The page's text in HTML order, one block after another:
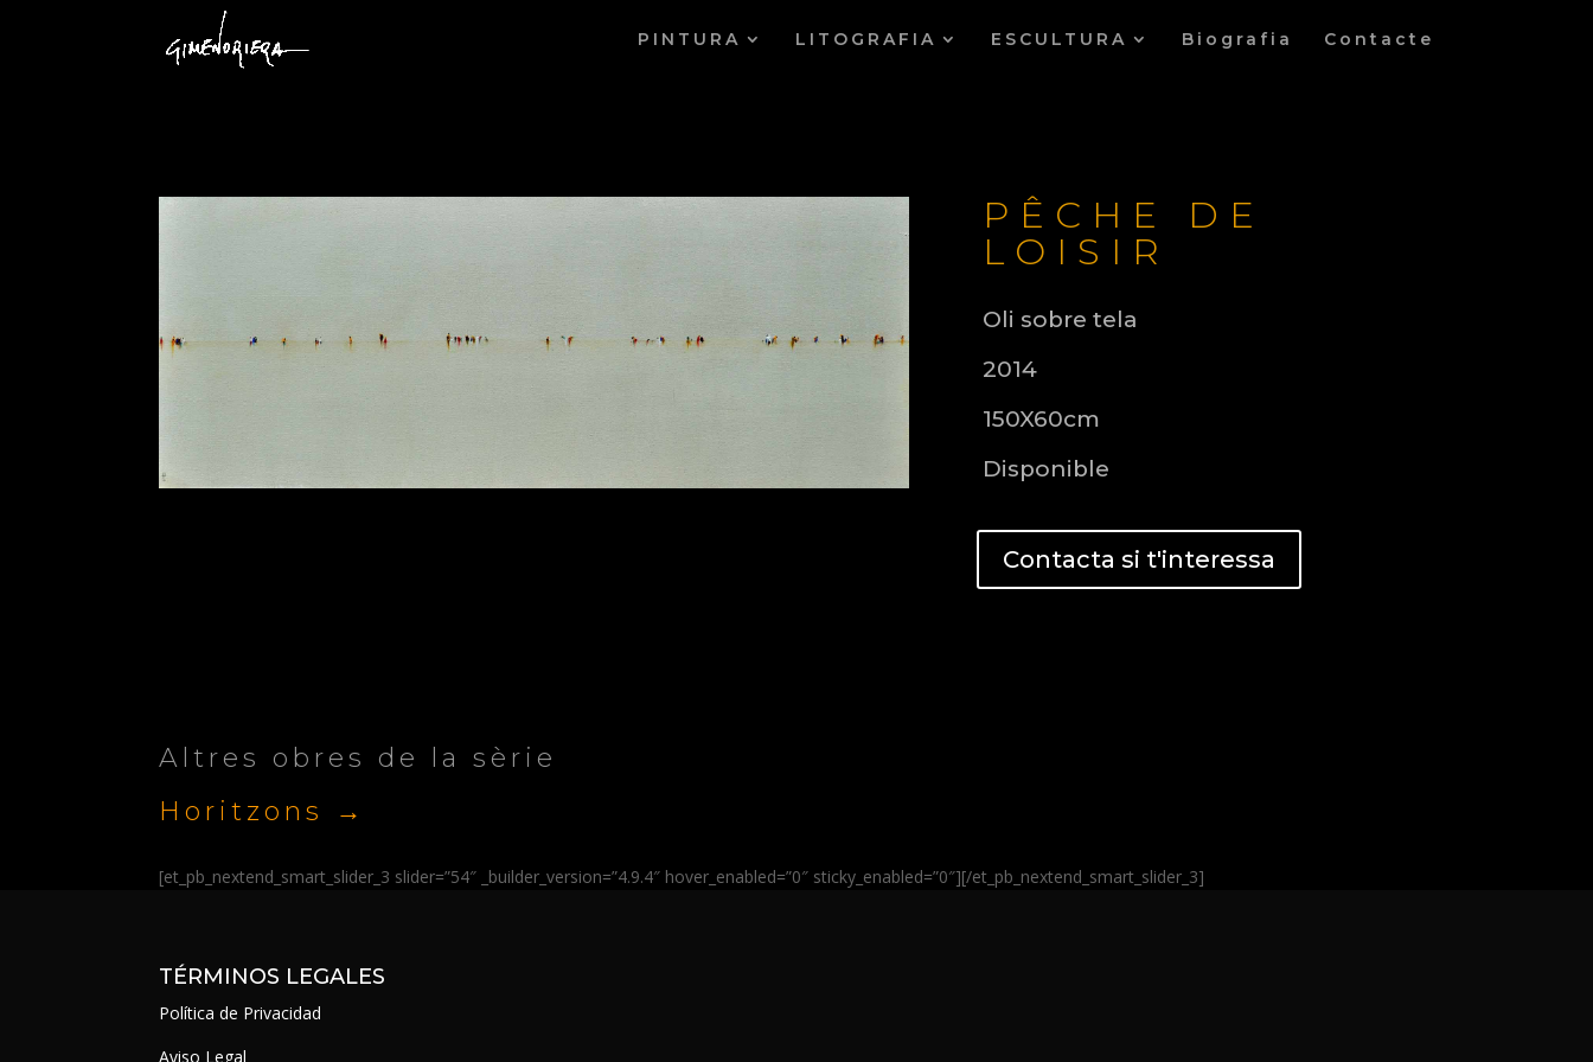
PINTURA LITOGRAFIA ESCULTURA Biografia Contacte
P Ê CHE DE
LOISIR
Oli sobre tela
2014
150X60cm
Disponible
Contacta si t'interessa
Altres obres de la sèrie
Horitzons →
[et_pb_nextend_smart_slider_3 slider=”54″ _builder_version=”4.9.4″ hover_enabled=”0″ sticky_enabled=”0″][/et_pb_nextend_smart_slider_3]
TÉRMINOS LEGALES
Política de Privacidad
Aviso Legal